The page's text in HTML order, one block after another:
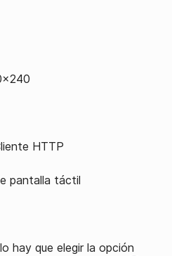
HTTP
pantalla táctil
hay que elegir la opción